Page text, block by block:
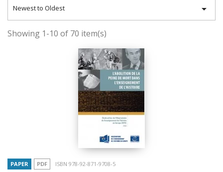
Newest to Oldest 
Showing 1-10 of 70 item(s)
PAPER PDF ISBN 978-92-871-9708-5